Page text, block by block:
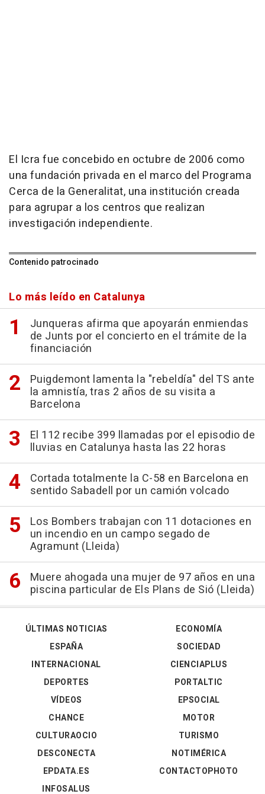
El Icra fue concebido en octubre de 2006 como
una fundación privada en el marco del Programa
Cerca de la Generalitat, una institución creada
para agrupar a los centros que realizan
investigación independiente.
Contenido patrocinado
Lo más leído en Catalunya
Junqueras afirma que apoyarán enmiendas
de Junts por el concierto en el trámite de la
financiación
Puigdemont lamenta la "rebeldía" del TS ante
la amnistía, tras 2 años de su visita a
Barcelona
El 112 recibe 399 llamadas por el episodio de
lluvias en Catalunya hasta las 22 horas
Cortada totalmente la C-58 en Barcelona en
sentido Sabadell por un camión volcado
Los Bombers trabajan con 11 dotaciones en
un incendio en un campo segado de
Agramunt (Lleida)
Muere ahogada una mujer de 97 años en una
piscina particular de Els Plans de Sió (Lleida)
ÚLTIMAS NOTICIAS
ESPAÑA
INTERNACIONAL
DEPORTES
VÍDEOS
ECONOMÍA
SOCIEDAD
CIENCIAPLUS
PORTALTIC
EPSOCIAL
CHANCE
CULTURAOCIO
DESCONECTA
EPDATA.ES
INFOSALUS
MOTOR
TURISMO
NOTIMÉRICA
CONTACTOPHOTO